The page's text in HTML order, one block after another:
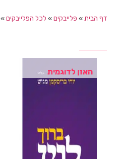
דף הבית » פלייבקים» לכל הפלייבקים»
האזן לדוגמית